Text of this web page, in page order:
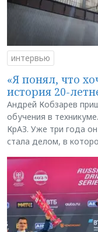
интервью
«Я понял, что
история 20-
Андрей Кобзарев
обучения в
КрАЗ. Уже три года
стала делом, в